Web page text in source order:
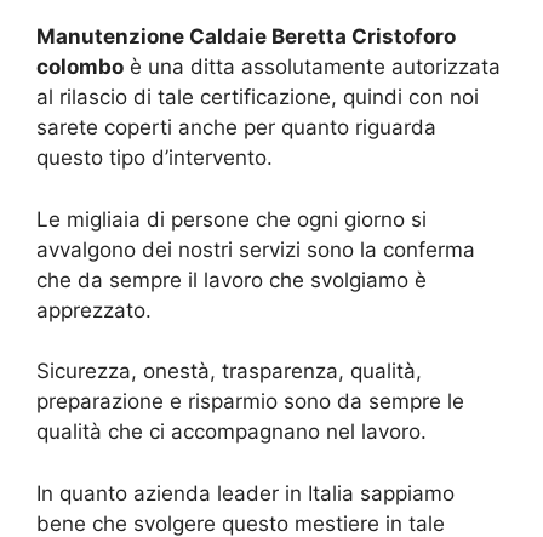
Manutenzione Caldaie Beretta Cristoforo
colombo è una ditta assolutamente autorizzata
al rilascio di tale certificazione, quindi con noi
sarete coperti anche per quanto riguarda
questo tipo d’intervento.
Le migliaia di persone che ogni giorno si
avvalgono dei nostri servizi sono la conferma
che da sempre il lavoro che svolgiamo è
apprezzato.
Sicurezza, onestà, trasparenza, qualità,
preparazione e risparmio sono da sempre le
qualità che ci accompagnano nel lavoro.
In quanto azienda leader in Italia sappiamo
bene che svolgere questo mestiere in tale